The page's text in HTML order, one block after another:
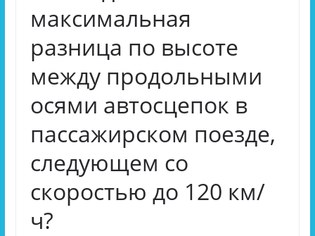
максимальная
разница по высоте
между продольными
осями автосцепок в
пассажирском поезде,
следующем со
скоростью до 120 км/
ч?